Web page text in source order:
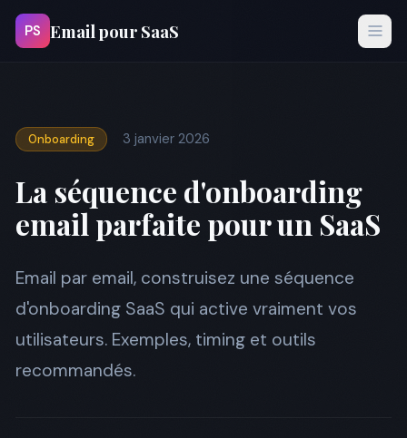
PS Email pour SaaS
Onboarding 3 janvier 2026
La séquence d'onboarding
email parfaite pour un SaaS
Email par email, construisez une séquence
d'onboarding SaaS qui active vraiment vos
utilisateurs. Exemples, timing et outils
recommandés.